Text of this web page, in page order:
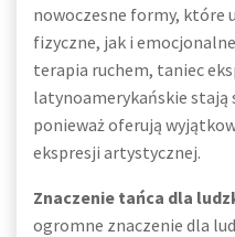
nowoczesne formy, które
fizyczne, jak i
terapia ruchem, taniec
latynoamerykańskie stają
ponieważ oferują
ekspresji artystycznej.
Znaczenie tańca dla
ogromne znaczenie dla